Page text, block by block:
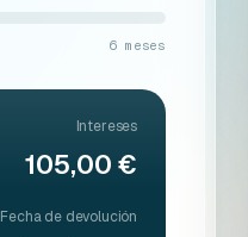
6 meses
Intereses
105,00 €
Fecha de devolución